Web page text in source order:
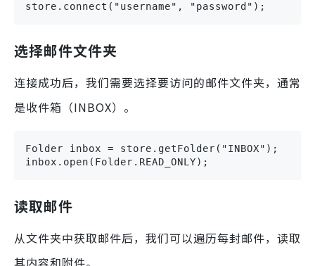
store.connect("username", "password");
选择邮件文件夹
连接成功后，我们需要选择要访问的邮件文件夹，通常
是收件箱（INBOX）。
Folder inbox = store.getFolder("INBOX");
inbox.open(Folder.READ_ONLY);
读取邮件
从文件夹中获取邮件后，我们可以遍历每封邮件，读取
其内容和附件。